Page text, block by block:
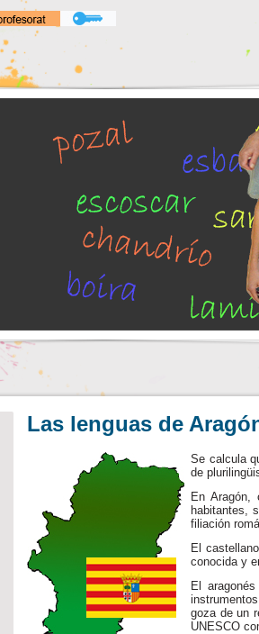
Las lenguas de
Se calcula
de
En
habitantes,
filiación
El
conocida y
El
goza de un
UNESCO